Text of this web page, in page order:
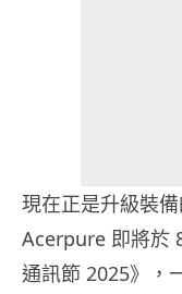
現在正是升級裝
Acerpure 即將於
通訊節 2025》，